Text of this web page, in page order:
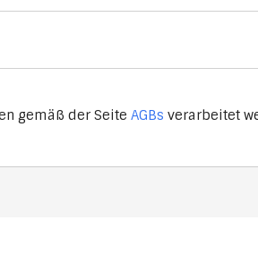
gemäß der Seite AGBs verarbeitet